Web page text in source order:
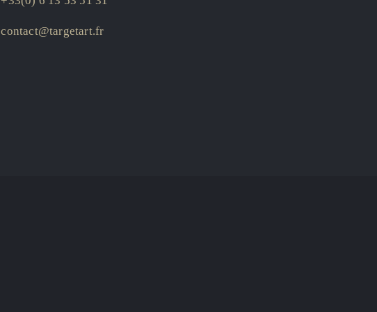
contact@targetart.fr